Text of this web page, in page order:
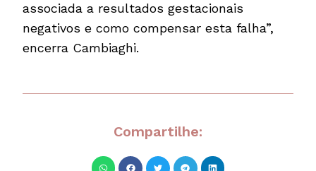
associada a resultados gestacionais
negativos e como compensar esta falha”,
encerra Cambiaghi.
Compartilhe: